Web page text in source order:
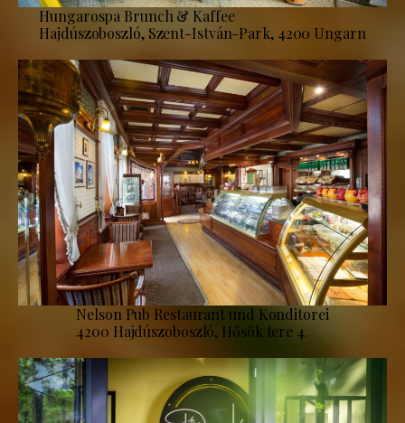
Hungarospa Brunch & Kaffee
Hajdúszoboszló, Szent-István-Park, 4200 Ungarn
Nelson Pub Restaurant und Konditorei
4200 Hajdúszoboszló, Hősök tere 4.